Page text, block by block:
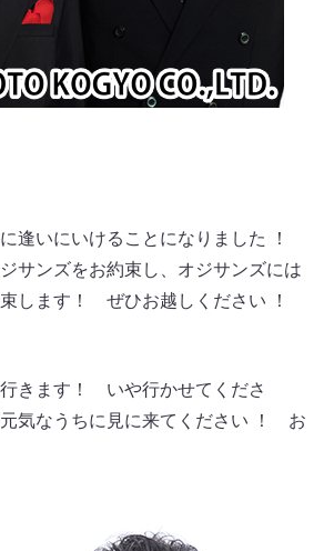
逢いにいけることになりました ！
サンズをお約束し、オジサンズには
します！ ぜひお越しください ！
きます！ いや行かせてくださ
気なうちに見に来てください ！ お